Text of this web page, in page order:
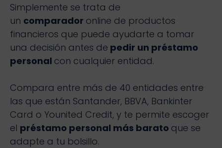
Simplemente se trata de
un comparador online de productos
financieros que puede ayudarte a tomar
una decisión antes de pedir un préstamo
personal con cualquier entidad.
Compara entre más de 40 entidades entre
las que están Santander, BBVA, Bankinter
Card o Younited Credit, y te permite escoger
el préstamo personal más barato que se
adapte a tu bolsillo.